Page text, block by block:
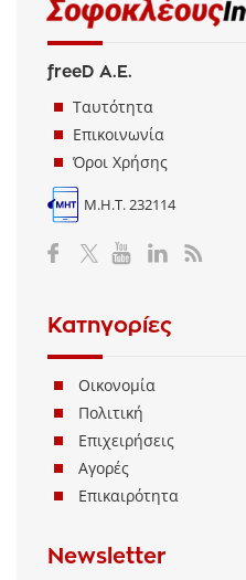
freeD Α.Ε.
Ταυτότητα
Επικοινωνία
Όροι Χρήσης
Μ.Η.Τ. 232114
Κατηγορίες
Οικονομία
Πολιτική
Επιχειρήσεις
Αγορές
Επικαιρότητα
Newsletter